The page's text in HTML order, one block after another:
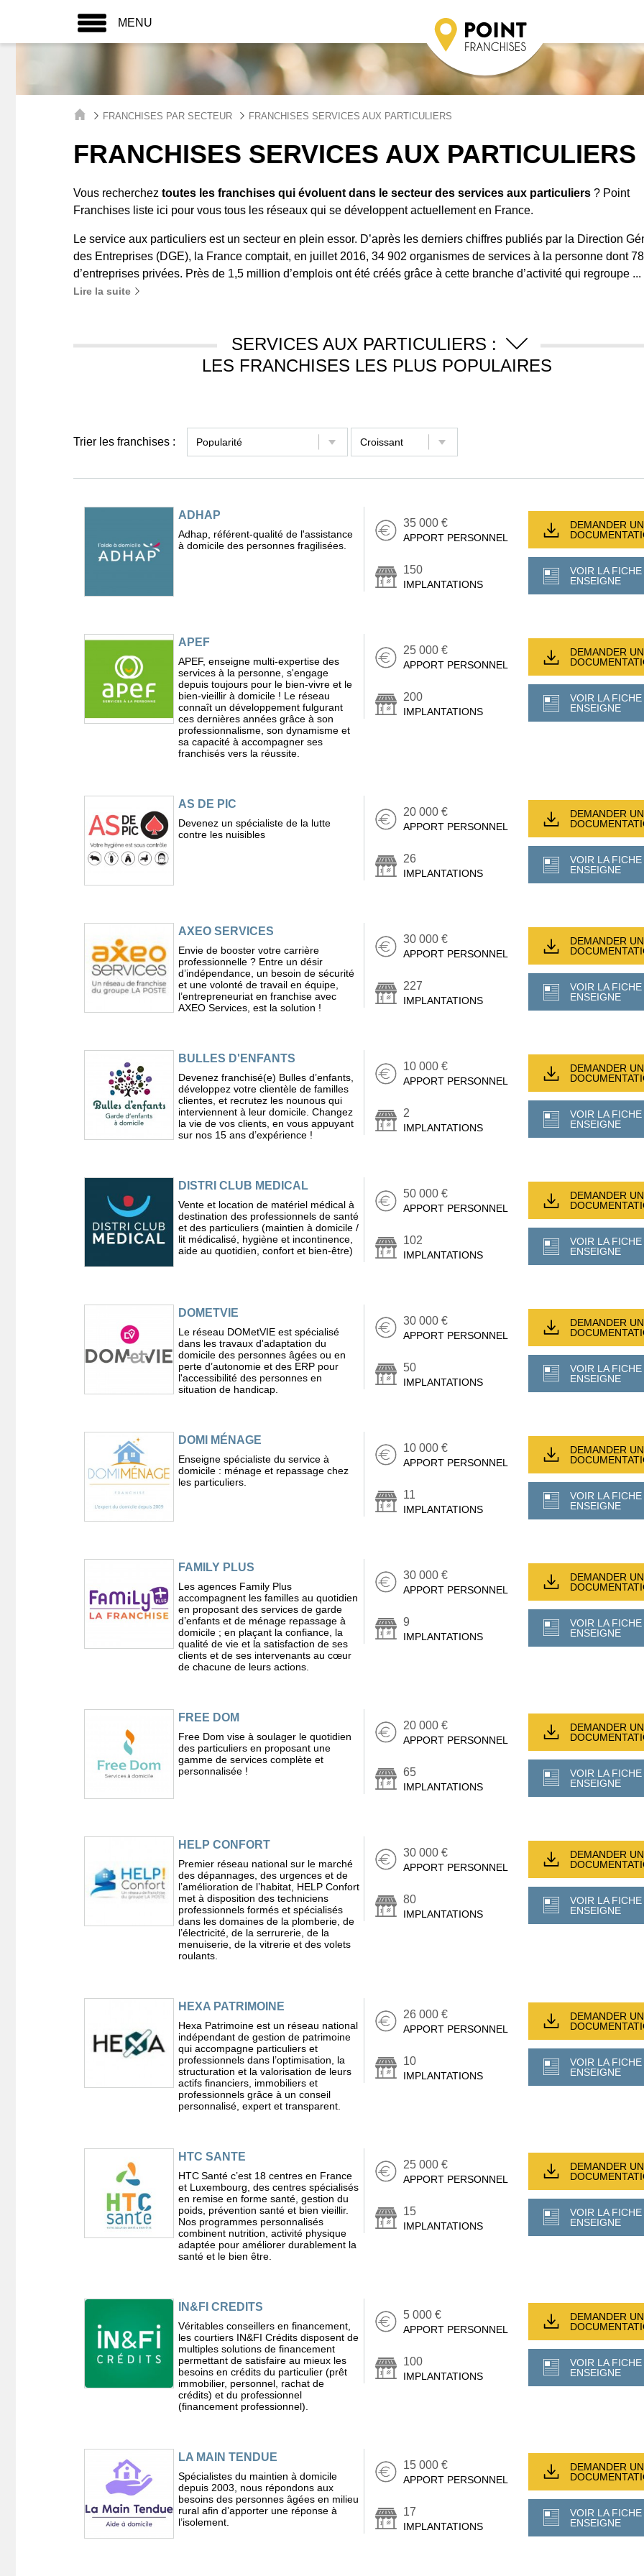
MENU
FRANCHISES PAR SECTEUR FRANCHISES SERVICES AUX PARTICULIERS
FRANCHISES SERVICES AUX PARTICULIERS
Vous recherchez toutes les franchises qui évoluent dans le secteur des services aux particuliers ? Point
Franchises liste ici pour vous tous les réseaux qui se développent actuellement en France.
Le service aux particuliers est un secteur en plein essor. D’après les derniers chiffres publiés par la Direction
des Entreprises (DGE), la France comptait, en juillet 2016, 34 902 organismes de services à la personne dont
d’entreprises privées. Près de 1,5 million d’emplois ont été créés grâce à cette branche d’activité qui regroupe ...
Lire la suite
SERVICES AUX PARTICULIERS :
LES FRANCHISES LES PLUS POPULAIRES
Trier les franchises :
ADHAP
Adhap, référent-qualité de l'assistance
à domicile des personnes fragilisées.
35 000 €
APPORT PERSONNEL
150
IMPLANTATIONS
DEMANDER
VOIR LA FICHE
ENSEIGNE
APEF
APEF, enseigne multi-expertise des
services à la personne, s'engage
depuis toujours pour le bien-vivre et le
bien-vieillir à domicile ! Le réseau
connaît un développement fulgurant
ces dernières années grâce à son
professionnalisme, son dynamisme et
sa capacité à accompagner ses
franchisés vers la réussite.
25 000 €
APPORT PERSONNEL
200
IMPLANTATIONS
DEMANDER
VOIR LA FICHE
ENSEIGNE
AS DE PIC
Devenez un spécialiste de la lutte
contre les nuisibles
20 000 €
APPORT PERSONNEL
26
IMPLANTATIONS
DEMANDER
VOIR LA FICHE
ENSEIGNE
AXEO SERVICES
Envie de booster votre carrière
professionnelle ? Entre un désir
d’indépendance, un besoin de sécurité
et une volonté de travail en équipe,
l’entrepreneuriat en franchise avec
AXEO Services, est la solution !
30 000 €
APPORT PERSONNEL
227
IMPLANTATIONS
DEMANDER
VOIR LA FICHE
ENSEIGNE
BULLES D'ENFANTS
Devenez franchisé(e) Bulles d’enfants,
développez votre clientèle de familles
clientes, et recrutez les nounous qui
interviennent à leur domicile. Changez
la vie de vos clients, en vous appuyant
sur nos 15 ans d’expérience !
10 000 €
APPORT PERSONNEL
2
IMPLANTATIONS
DEMANDER
VOIR LA FICHE
ENSEIGNE
DISTRI CLUB MEDICAL
Vente et location de matériel médical à
destination des professionnels de santé
et des particuliers (maintien à domicile /
lit médicalisé, hygiène et incontinence,
aide au quotidien, confort et bien-être)
50 000 €
APPORT PERSONNEL
102
IMPLANTATIONS
DEMANDER
VOIR LA FICHE
ENSEIGNE
DOMETVIE
Le réseau DOMetVIE est spécialisé
dans les travaux d'adaptation du
domicile des personnes âgées ou en
perte d’autonomie et des ERP pour
l'accessibilité des personnes en
situation de handicap.
30 000 €
APPORT PERSONNEL
50
IMPLANTATIONS
DEMANDER
VOIR LA FICHE
ENSEIGNE
DOMI MÉNAGE
Enseigne spécialiste du service à
domicile : ménage et repassage chez
les particuliers.
10 000 €
APPORT PERSONNEL
11
IMPLANTATIONS
DEMANDER
VOIR LA FICHE
ENSEIGNE
FAMILY PLUS
Les agences Family Plus
accompagnent les familles au quotidien
en proposant des services de garde
d’enfants et de ménage repassage à
domicile ; en plaçant la confiance, la
qualité de vie et la satisfaction de ses
clients et de ses intervenants au cœur
de chacune de leurs actions.
30 000 €
APPORT PERSONNEL
9
IMPLANTATIONS
DEMANDER
VOIR LA FICHE
ENSEIGNE
FREE DOM
Free Dom vise à soulager le quotidien
des particuliers en proposant une
gamme de services complète et
personnalisée !
20 000 €
APPORT PERSONNEL
65
IMPLANTATIONS
DEMANDER
VOIR LA FICHE
ENSEIGNE
HELP CONFORT
Premier réseau national sur le marché
des dépannages, des urgences et de
l’amélioration de l’habitat, HELP Confort
met à disposition des techniciens
professionnels formés et spécialisés
dans les domaines de la plomberie, de
l’électricité, de la serrurerie, de la
menuiserie, de la vitrerie et des volets
roulants.
30 000 €
APPORT PERSONNEL
80
IMPLANTATIONS
DEMANDER
VOIR LA FICHE
ENSEIGNE
HEXA PATRIMOINE
Hexa Patrimoine est un réseau national
indépendant de gestion de patrimoine
qui accompagne particuliers et
professionnels dans l’optimisation, la
structuration et la valorisation de leurs
actifs financiers, immobiliers et
professionnels grâce à un conseil
personnalisé, expert et transparent.
26 000 €
APPORT PERSONNEL
10
IMPLANTATIONS
DEMANDER
VOIR LA FICHE
ENSEIGNE
HTC SANTE
HTC Santé c’est 18 centres en France
et Luxembourg, des centres spécialisés
en remise en forme santé, gestion du
poids, prévention santé et bien vieillir.
Nos programmes personnalisés
combinent nutrition, activité physique
adaptée pour améliorer durablement la
santé et le bien être.
25 000 €
APPORT PERSONNEL
15
IMPLANTATIONS
DEMANDER
VOIR LA FICHE
ENSEIGNE
IN&FI CREDITS
Véritables conseillers en financement,
les courtiers IN&FI Crédits disposent de
multiples solutions de financement
permettant de satisfaire au mieux les
besoins en crédits du particulier (prêt
immobilier, personnel, rachat de
crédits) et du professionnel
(financement professionnel).
5 000 €
APPORT PERSONNEL
100
IMPLANTATIONS
DEMANDER
VOIR LA FICHE
ENSEIGNE
LA MAIN TENDUE
Spécialistes du maintien à domicile
depuis 2003, nous répondons aux
besoins des personnes âgées en milieu
rural afin d’apporter une réponse à
l’isolement.
15 000 €
APPORT PERSONNEL
17
IMPLANTATIONS
DEMANDER
VOIR LA FICHE
ENSEIGNE